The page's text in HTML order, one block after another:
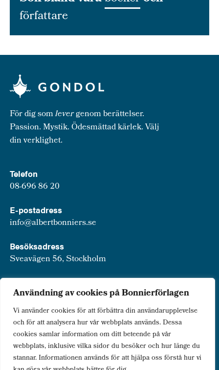
Användning av cookies på Bonnierförlagen
Vi använder cookies för att förbättra din användarupplevelse
och för att analysera hur vår webbplats används. Dessa
cookies samlar information om ditt beteende på vår
webbplats, inklusive vilka sidor du besöker och hur länge du
stannar. Informationen används för att hjälpa oss förstå hur vi
författare
För dig somlevergenom berättelser.
Passion. Mystik. Ödesmättad kärlek. Välj
din verklighet.
Telefon
08-696 86 20
E-postadress
info@albertbonniers.se
Besöksadress
Sveavägen 56, Stockholm
Box 3159, 103 63 Stockholm
Om Bonnierförlagen
Cookies